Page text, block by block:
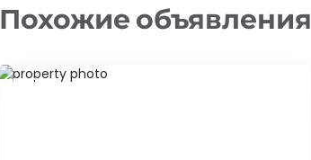
Похожие объявления
ID 72464